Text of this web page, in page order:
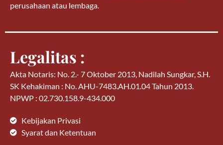
perusahaan atau lembaga.
Legalitas :
Akta Notaris: No. 2.- 7 Oktober 2013, Nadilah Sungkar, S.H.
SK Kehakiman : No. AHU-7483.AH.01.04 Tahun 2013.
NPWP : 02.730.158.9-434.000
Kebijakan Privasi
Syarat dan Ketentuan